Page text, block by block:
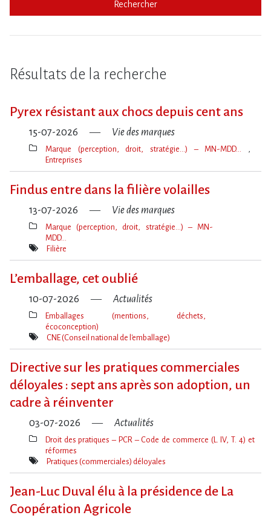
Rechercher
Résultats de la recherche
Pyrex résistant aux chocs depuis cent ans
15-07-2026 Vie des marques
Thèmes(s)
Marque (perception, droit, stratégie…) – MN-MDD…
Entreprises
Findus entre dans la filière volailles
13-07-2026 Vie des marques
Thèmes(s)
Marque (perception, droit, stratégie…) – MN-
MDD…
Mot(s)-
Filière
L​‌’emballage, cet oublié
10-07-2026 Actualités
Thèmes(s)
Emballages (mentions, déchets,
écoconception)
Mot(s)-
CNE (Conseil national de l'emballage)
Directive sur les pratiques commerciales
déloyales : sept ans après son adoption, un
cadre à réinventer
03-07-2026 Actualités
Thèmes(s)
Droit des pratiques – PCR – Code de commerce (L. IV, T. 4) et
réformes
Mot(s)-
Pratiques (commerciales) déloyales
Jean-Luc Duval élu à la présidence de La
Coopération Agricole